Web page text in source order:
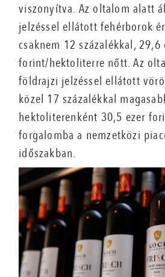
viszonyítva. Az oltalom alatt
jelzéssel ellátott fehérborok
csaknem 12 százalékkal, 29,6
forint/hektoliterre nőtt. Az
földrajzi jelzéssel ellátott
közel 17 százalékkal
hektoliterenként 30,5 ezer
forgalomba a nemzetközi
időszakban.